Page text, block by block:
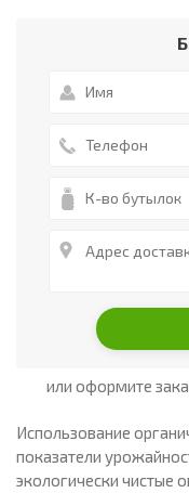
или оформите
Использование
показатели
экологически чистые